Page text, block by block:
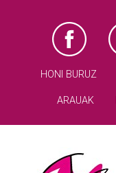
HONI BURUZ
ARAUAK